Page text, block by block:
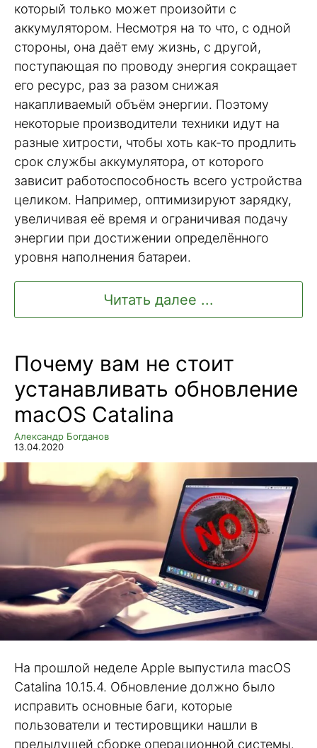
который только может произойти с
аккумулятором. Несмотря на то что, с одной
стороны, она даёт ему жизнь, с другой,
поступающая по проводу энергия сокращает
его ресурс, раз за разом снижая
накапливаемый объём энергии. Поэтому
некоторые производители техники идут на
разные хитрости, чтобы хоть как-то продлить
срок службы аккумулятора, от которого
зависит работоспособность всего устройства
целиком. Например, оптимизируют зарядку,
увеличивая её время и ограничивая подачу
энергии при достижении определённого
уровня наполнения батареи.
Читать далее ...
Почему вам не стоит
устанавливать обновление
macOS Catalina
Александр Богданов
13.04.2020
На прошлой неделе Apple выпустила macOS
Catalina 10.15.4. Обновление должно было
исправить основные баги, которые
пользователи и тестировщики нашли в
предыдущей сборке операционной системы.